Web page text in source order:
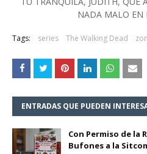
NADA MALO EN
Tags: series The Walking Dead
ENTRADAS QUE PUEDEN
Con Permiso de la
Bufones a la